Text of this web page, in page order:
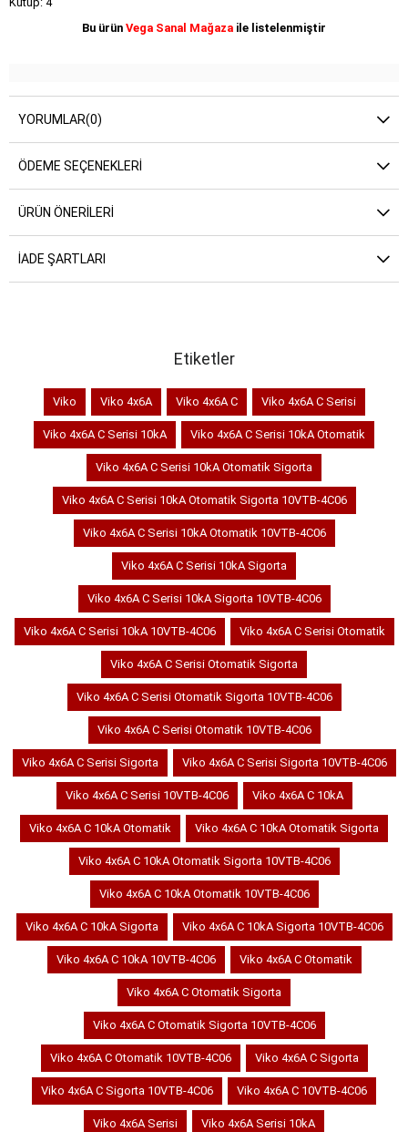
Bu ürün Vega Sanal Mağaza ile listelenmiştir
YORUMLAR(0)
ÖDEME SEÇENEKLERI
ÜRÜN ÖNERILERI
İADE ŞARTLARI
Etiketler
Viko Viko 4x6A Viko 4x6A C Viko 4x6A C Serisi
Viko 4x6A C Serisi 10kA Viko 4x6A C Serisi 10kA Otomatik
Viko 4x6A C Serisi 10kA Otomatik Sigorta
Viko 4x6A C Serisi 10kA Otomatik Sigorta 10VTB-4C06
Viko 4x6A C Serisi 10kA Otomatik 10VTB-4C06
Viko 4x6A C Serisi 10kA Sigorta
Viko 4x6A C Serisi 10kA Sigorta 10VTB-4C06
Viko 4x6A C Serisi 10kA 10VTB-4C06 Viko 4x6A C Serisi Otomatik
Viko 4x6A C Serisi Otomatik Sigorta
Viko 4x6A C Serisi Otomatik Sigorta 10VTB-4C06
Viko 4x6A C Serisi Otomatik 10VTB-4C06
Viko 4x6A C Serisi Sigorta Viko 4x6A C Serisi Sigorta 10VTB-4C06
Viko 4x6A C Serisi 10VTB-4C06 Viko 4x6A C 10kA
Viko 4x6A C 10kA Otomatik Viko 4x6A C 10kA Otomatik Sigorta
Viko 4x6A C 10kA Otomatik Sigorta 10VTB-4C06
Viko 4x6A C 10kA Otomatik 10VTB-4C06
Viko 4x6A C 10kA Sigorta Viko 4x6A C 10kA Sigorta 10VTB-4C06
Viko 4x6A C 10kA 10VTB-4C06 Viko 4x6A C Otomatik
Viko 4x6A C Otomatik Sigorta
Viko 4x6A C Otomatik Sigorta 10VTB-4C06
Viko 4x6A C Otomatik 10VTB-4C06 Viko 4x6A C Sigorta
Viko 4x6A C Sigorta 10VTB-4C06 Viko 4x6A C 10VTB-4C06
Viko 4x6A Serisi Viko 4x6A Serisi 10kA